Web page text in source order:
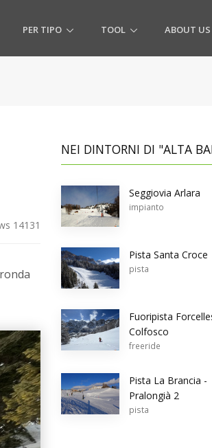
PER TIPO TOOL ABOUT US
14131
NEI DINTORNI DI "ALTA
Seggiovia Arlara
impianto
Pista Santa Croce
pista
Fuoripista
Colfosco
freeride
Pista La Brancia -
Pralongià 2
pista